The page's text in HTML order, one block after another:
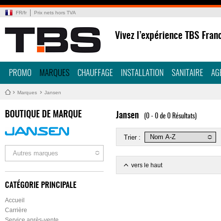
FR/fr Prix nets hors TVA
Vivez l’expérience TBS
PROMO MARQUES CHAUFFAGE INSTALLATION SANITAIRE
Marques Jansen
BOUTIQUE DE MARQUE
Autres marques
CATÉGORIE PRINCIPALE
Accueil
Carrière
Jansen (0 - 0 de 0 Résultats)
Trier :
vers le haut